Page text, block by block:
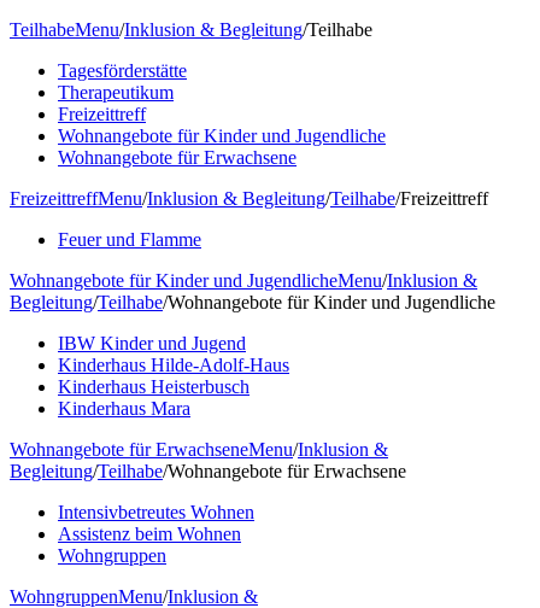
TeilhabeMenu/Inklusion & Begleitung/Teilhabe
Tagesförderstätte
Therapeutikum
Freizeittreff
Wohnangebote für Kinder und Jugendliche
Wohnangebote für Erwachsene
FreizeittreffMenu/Inklusion & Begleitung/Teilhabe/Freizeittreff
Feuer und Flamme
Wohnangebote für Kinder und JugendlicheMenu/Inklusion &
Begleitung/Teilhabe/Wohnangebote für Kinder und Jugendliche
IBW Kinder und Jugend
Kinderhaus Hilde-Adolf-Haus
Kinderhaus Heisterbusch
Kinderhaus Mara
Wohnangebote für ErwachseneMenu/Inklusion &
Begleitung/Teilhabe/Wohnangebote für Erwachsene
Intensivbetreutes Wohnen
Assistenz beim Wohnen
Wohngruppen
WohngruppenMenu/Inklusion &